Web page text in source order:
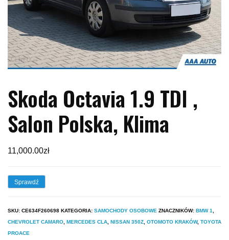
Skoda Octavia 1.9 TDI ,
Salon Polska, Klima
11,000.00zł
Sprawdź
SKU: CE634F260698 KATEGORIA: SAMOCHODY OSOBOWE ZNACZNIKÓW: BMW 1,
CHEVROLET CAMARO, MERCEDES CLA, NISSAN 350Z, OTOMOTO KRAKÓW, TOYOTA
PROACE